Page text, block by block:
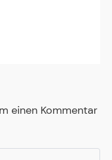
einen Kommentar